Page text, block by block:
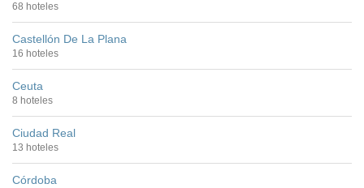
68 hoteles
Castellón De La Plana
16 hoteles
Ceuta
8 hoteles
Ciudad Real
13 hoteles
Córdoba